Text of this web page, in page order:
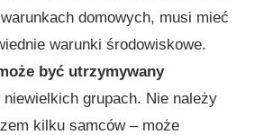
domowych, musi mieć
warunki środowiskowe.
być utrzymywany
niewielkich grupach. Nie należy
kilku samców – może